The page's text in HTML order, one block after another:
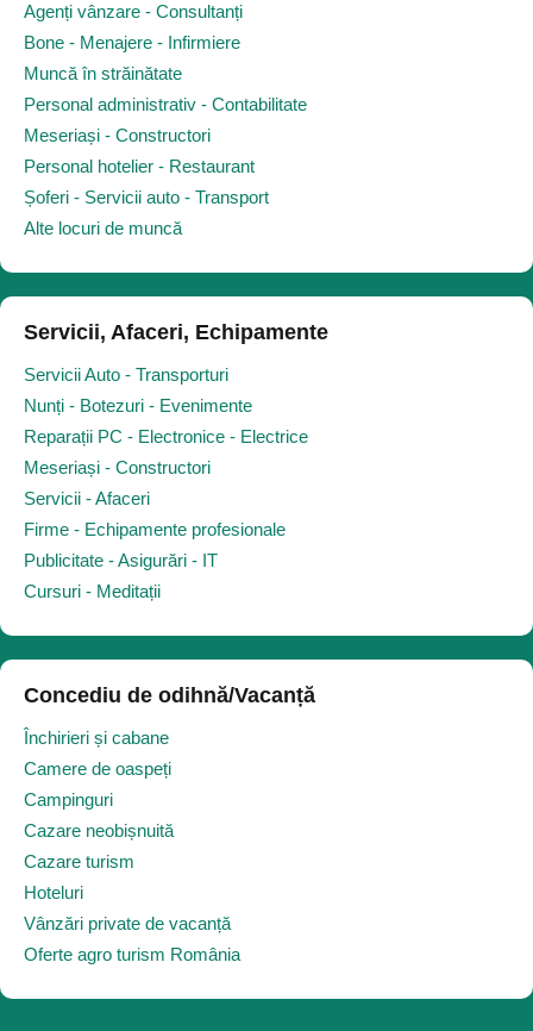
Agenți vânzare - Consultanți
Bone - Menajere - Infirmiere
Muncă în străinătate
Personal administrativ - Contabilitate
Meseriași - Constructori
Personal hotelier - Restaurant
Șoferi - Servicii auto - Transport
Alte locuri de muncă
Servicii, Afaceri, Echipamente
Servicii Auto - Transporturi
Nunți - Botezuri - Evenimente
Reparații PC - Electronice - Electrice
Meseriași - Constructori
Servicii - Afaceri
Firme - Echipamente profesionale
Publicitate - Asigurări - IT
Cursuri - Meditații
Concediu de odihnă/Vacanță
Închirieri și cabane
Camere de oaspeți
Campinguri
Cazare neobișnuită
Cazare turism
Hoteluri
Vânzări private de vacanță
Oferte agro turism România